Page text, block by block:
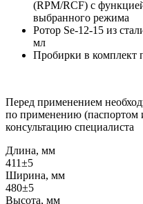
(RPM/RCF) с
выбранного режима
Ротор Se-12-15 из
мл
Пробирки в комплект
Перед применением
по применению (паспортом
консультацию специалиста
Длина, мм
411±5
Ширина, мм
480±5
Высота, мм